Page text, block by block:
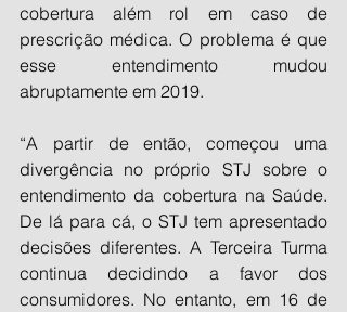
cobertura além rol em caso de
prescrição médica. O problema é que
esse entendimento mudou
abruptamente em 2019.
“A partir de então, começou uma
divergência no próprio STJ sobre o
entendimento da cobertura na Saúde.
De lá para cá, o STJ tem apresentado
decisões diferentes. A Terceira Turma
continua decidindo a favor dos
consumidores. No entanto, em 16 de